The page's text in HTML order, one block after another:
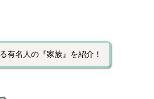
有名人の『家族』を紹介！